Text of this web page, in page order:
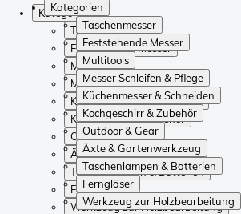
Kategorien
Taschenmesser
Feststehende Messer
Multitools
Messer Schleifen & Pflege
Küchenmesser & Schneiden
Kochgeschirr & Zubehör
Outdoor & Gear
Äxte & Gartenwerkzeug
Taschenlampen & Batterien
Ferngläser
Werkzeug zur Holzbearbeitung
Kategorien
Taschenmesser
Feststehende Messer
Multitools
Messer Schleifen & Pflege
Küchenmesser & Schneiden
Kochgeschirr & Zubehör
Outdoor & Gear
Äxte & Gartenwerkzeug
Taschenlampen & Batterien
Ferngläser
Werkzeug zur Holzbearbeitung